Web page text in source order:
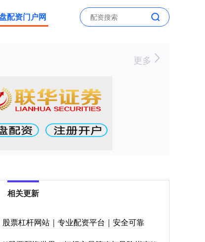
配资门户网
更多
相关更新
股票杠杆网站｜专业配资平台｜安全可靠